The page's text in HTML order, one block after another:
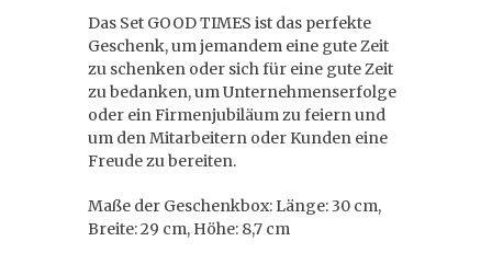
Das Set GOOD TIMES ist das perfekte
Geschenk, um jemandem eine gute Zeit
zu schenken oder sich für eine gute Zeit
zu bedanken, um Unternehmenserfolge
oder ein Firmenjubiläum zu feiern und
um den Mitarbeitern oder Kunden eine
Freude zu bereiten.
Maße der Geschenkbox: Länge: 30 cm,
Breite: 29 cm, Höhe: 8,7 cm